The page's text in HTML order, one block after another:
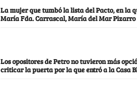
La mujer que tumbó la lista del Pacto, en la
María Fda. Carrascal, María del Mar Pizarro
Los opositores de Petro no tuvieron más
criticar la puerta por la que entró a la Casa